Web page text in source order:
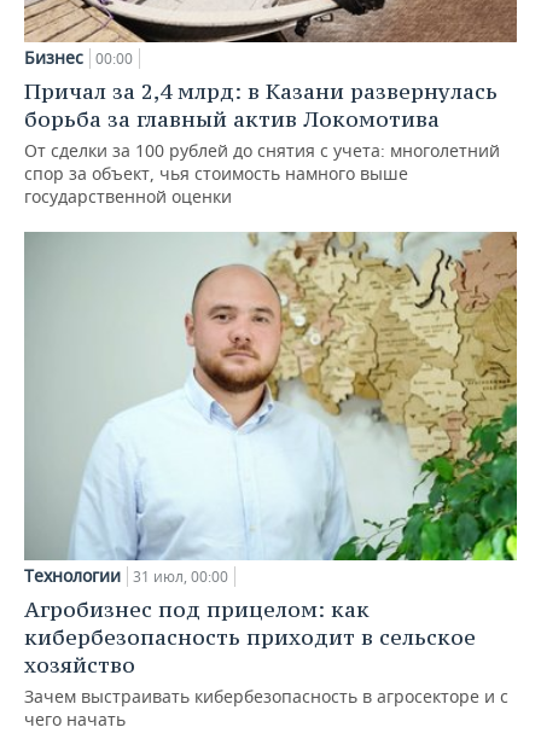
Бизнес 00:00
Причал за 2,4 млрд: в Казани развернулась
борьба за главный актив Локомотива
От сделки за 100 рублей до снятия с учета: многолетний
спор за объект, чья стоимость намного выше
государственной оценки
Технологии 31 июл, 00:00
Агробизнес под прицелом: как
кибербезопасность приходит в сельское
хозяйство
Зачем выстраивать кибербезопасность в агросекторе и с
чего начать